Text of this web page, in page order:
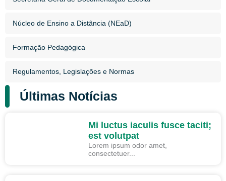
Núcleo de Ensino a Distância (NEaD)
Formação Pedagógica
Regulamentos, Legislações e Normas​
Últimas Notícias
Mi luctus iaculis fusce taciti;
est volutpat
Lorem ipsum odor amet,
consectetuer...